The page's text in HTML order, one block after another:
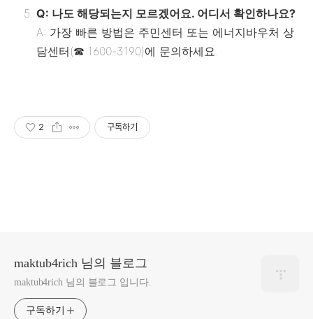
Q: 나도 해당되는지 모르겠어요. 어디서 확인하나요?
A: 가장 빠른 방법은 주민센터 또는 에너지바우처 상
담센터(☎ 1600-3190)에 문의하세요.
2 구독하기
maktub4rich 님의 블로그
maktub4rich 님의 블로그 입니다.
구독하기